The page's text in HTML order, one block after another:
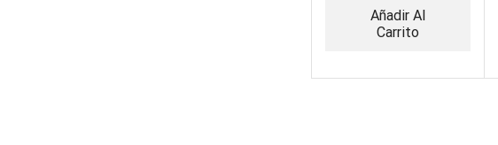
Añadir Al
Carrito